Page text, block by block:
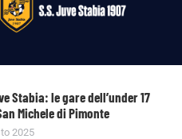
Stabia: le gare dell’under 17
Michele di Pimonte
2025